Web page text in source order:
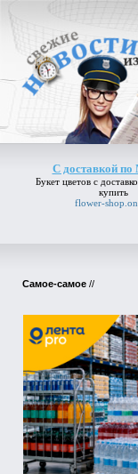
С доставкой по
Букет цветов с
купить
flower-
Самое-самое //